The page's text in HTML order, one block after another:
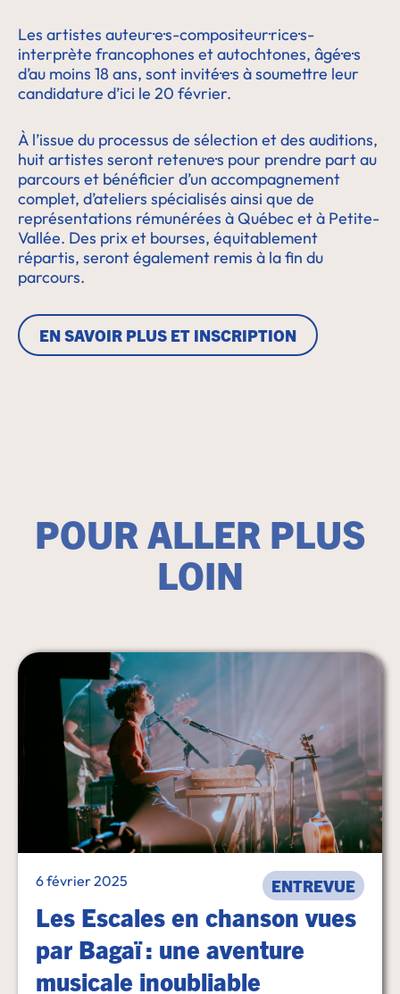
Les artistes auteur·e·s-compositeur·rice·s-
interprète francophones et autochtones, âgé·e·s
d’au moins 18 ans, sont invité·e·s à soumettre leur
candidature d’ici le 20 février.
À l’issue du processus de sélection et des auditions,
huit artistes seront retenu·e·s pour prendre part au
parcours et bénéficier d’un accompagnement
complet, d’ateliers spécialisés ainsi que de
représentations rémunérées à Québec et à Petite-
Vallée. Des prix et bourses, équitablement
répartis, seront également remis à la fin du
parcours.
EN SAVOIR PLUS ET INSCRIPTION
POUR ALLER PLUS
LOIN
6 février 2025 ENTREVUE
Les Escales en chanson vues
par Bagaï : une aventure
musicale inoubliable